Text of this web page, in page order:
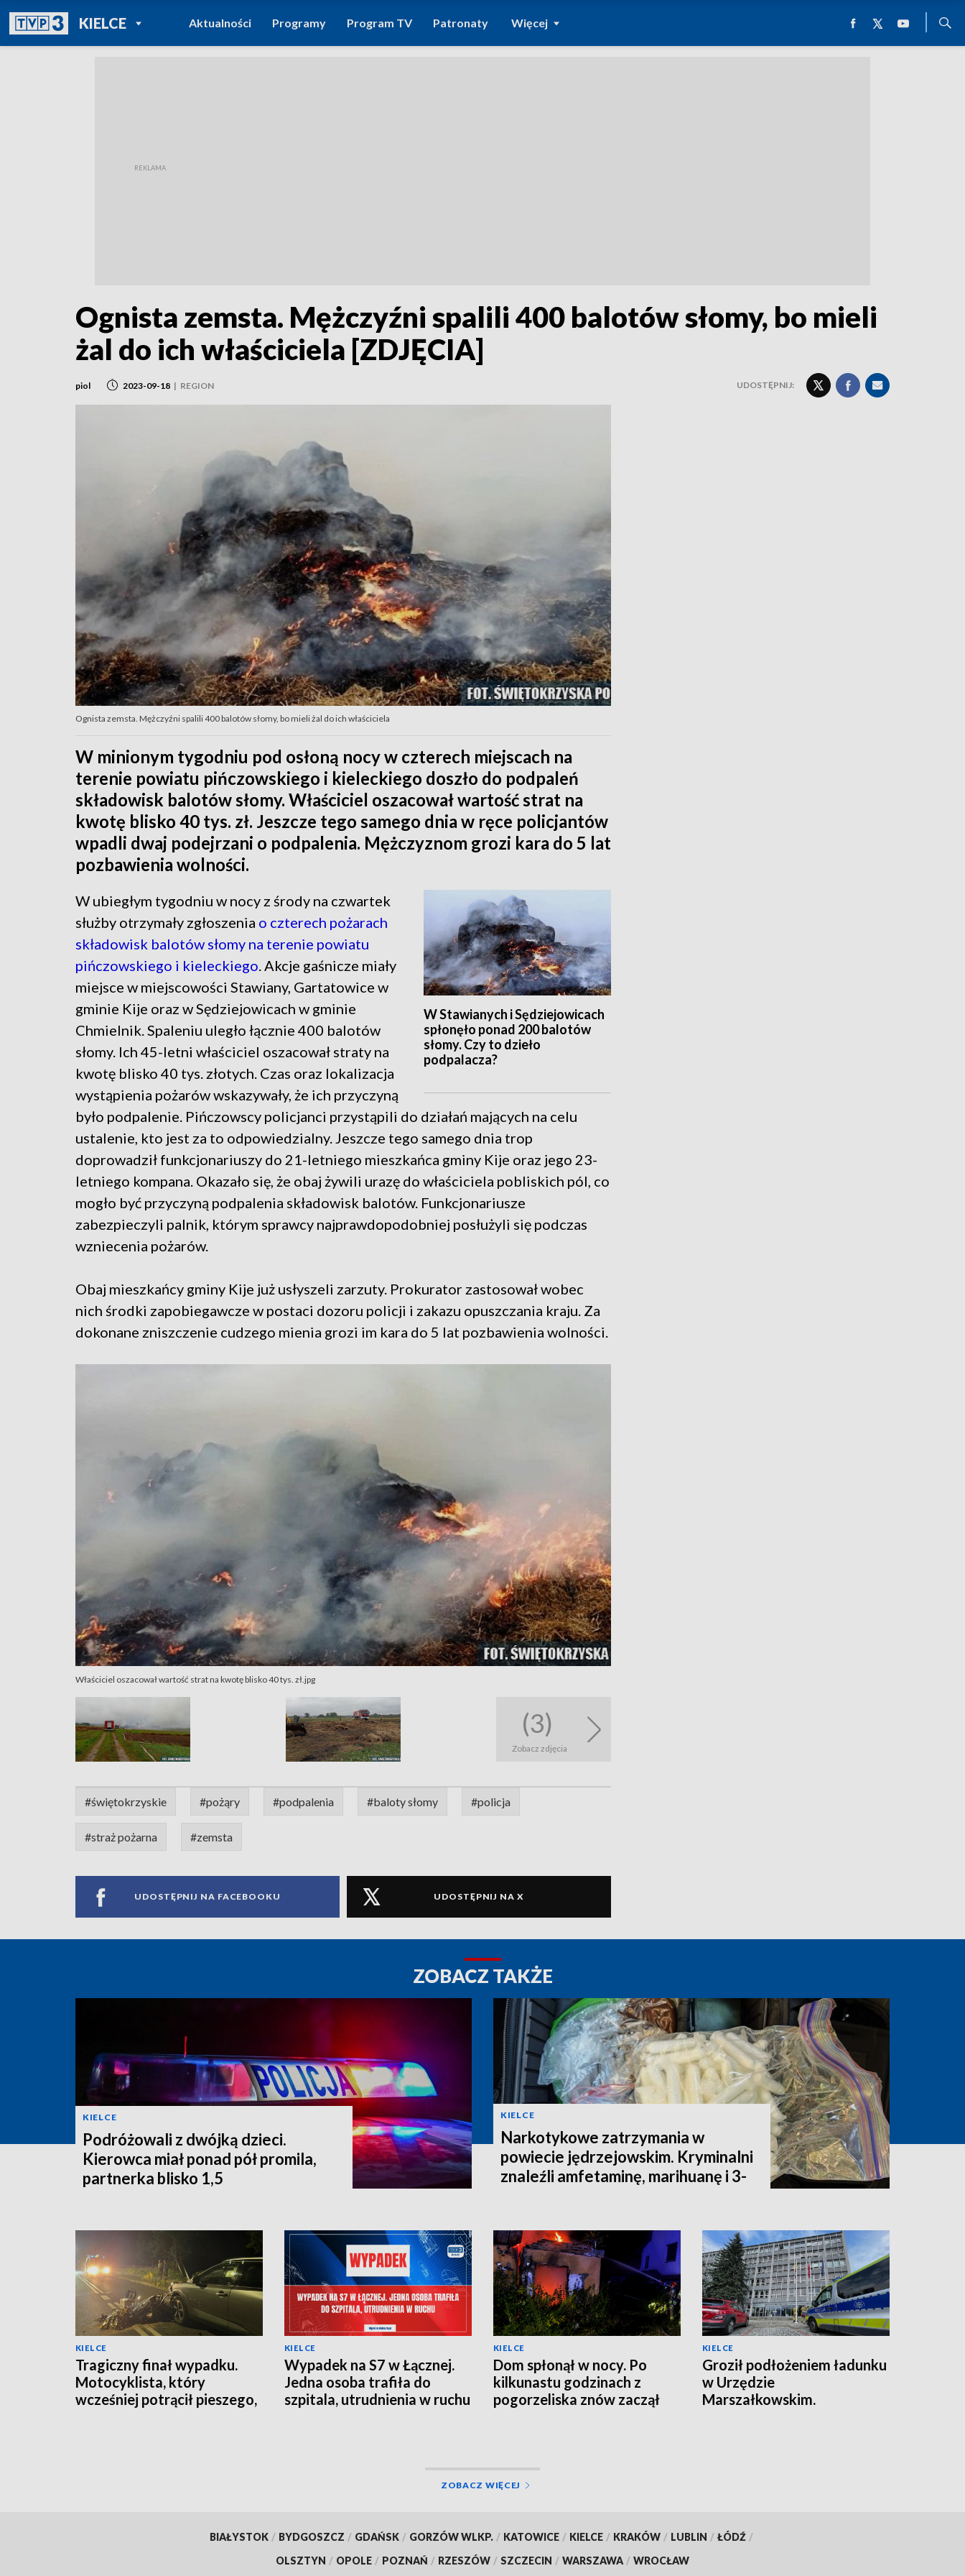
KIELCEPOWRÓT DO
TVP REGIONY
Aktualności Programy Program TV Patronaty Więcej
Ognista zemsta. Mężczyźni spalili 400 balotów słomy, bo mieli
żal do ich właściciela [ZDJĘCIA]
piol 2023-09-18 | REGION UDOSTĘPNIJ:
Ognista zemsta. Mężczyźni spalili 400 balotów słomy, bo mieli żal do ich właściciela
W minionym tygodniu pod osłoną nocy w czterech miejscach na
terenie powiatu pińczowskiego i kieleckiego doszło do podpaleń
składowisk balotów słomy. Właściciel oszacował wartość strat na
kwotę blisko 40 tys. zł. Jeszcze tego samego dnia w ręce policjantów
wpadli dwaj podejrzani o podpalenia. Mężczyznom grozi kara do 5 lat
pozbawienia wolności.
W Stawianych i Sędziejowicach
spłonęło ponad 200 balotów
słomy. Czy to dzieło
podpalacza?
W ubiegłym tygodniu w nocy z środy na czwartek
służby otrzymały zgłoszenia o czterech pożarach
składowisk balotów słomy na terenie powiatu
pińczowskiego i kieleckiego. Akcje gaśnicze miały
miejsce w miejscowości Stawiany, Gartatowice w
gminie Kije oraz w Sędziejowicach w gminie
Chmielnik. Spaleniu uległo łącznie 400 balotów
słomy. Ich 45-letni właściciel oszacował straty na
kwotę blisko 40 tys. złotych. Czas oraz lokalizacja
wystąpienia pożarów wskazywały, że ich przyczyną
było podpalenie. Pińczowscy policjanci przystąpili do działań mających na celu
ustalenie, kto jest za to odpowiedzialny. Jeszcze tego samego dnia trop
doprowadził funkcjonariuszy do 21-letniego mieszkańca gminy Kije oraz jego 23-
letniego kompana. Okazało się, że obaj żywili urazę do właściciela pobliskich pól, co
mogło być przyczyną podpalenia składowisk balotów. Funkcjonariusze
zabezpieczyli palnik, którym sprawcy najprawdopodobniej posłużyli się podczas
wzniecenia pożarów.
Obaj mieszkańcy gminy Kije już usłyszeli zarzuty. Prokurator zastosował wobec
nich środki zapobiegawcze w postaci dozoru policji i zakazu opuszczania kraju. Za
dokonane zniszczenie cudzego mienia grozi im kara do 5 lat pozbawienia wolności.
Właściciel oszacował wartość strat na kwotę blisko 40 tys. zł.jpg
(3)
Zobacz zdjęcia
#świętokrzyskie #pożąry #podpalenia #baloty słomy #policja
#straż pożarna #zemsta
UDOSTĘPNIJ NA FACEBOOKU UDOSTĘPNIJ NA X
ZOBACZ TAKŻE
KIELCE
Podróżowali z dwójką dzieci.
Kierowca miał ponad pół promila,
partnerka blisko 1,5
KIELCE
Narkotykowe zatrzymania w
powiecie jędrzejowskim. Kryminalni
znaleźli amfetaminę, marihuanę i 3-
KIELCE
Tragiczny finał wypadku.
Motocyklista, który
wcześniej potrącił pieszego,
KIELCE
Wypadek na S7 w Łącznej.
Jedna osoba trafiła do
szpitala, utrudnienia w ruchu
KIELCE
Dom spłonął w nocy. Po
kilkunastu godzinach z
pogorzeliska znów zaczął
KIELCE
Groził podłożeniem ładunku
w Urzędzie
Marszałkowskim.
ZOBACZ WIĘCEJ
BIAŁYSTOK / BYDGOSZCZ / GDAŃSK / GORZÓW WLKP. / KATOWICE / KIELCE / KRAKÓW / LUBLIN / ŁÓDŹ /
OLSZTYN / OPOLE / POZNAŃ / RZESZÓW / SZCZECIN / WARSZAWA / WROCŁAW